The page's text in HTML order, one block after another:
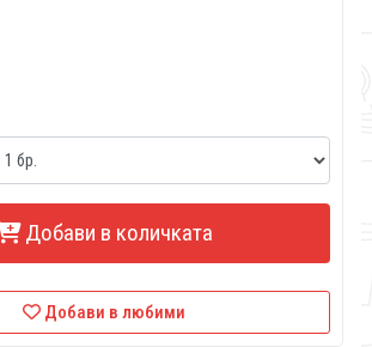
Добави в количката
Добави в любими